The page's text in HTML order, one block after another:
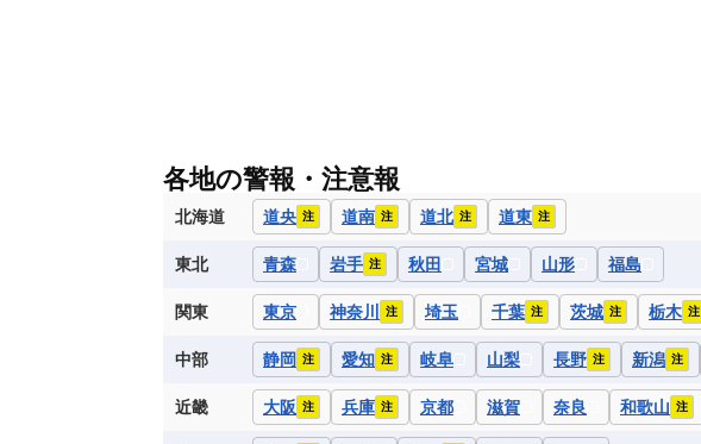
各地の警報・注意報
北海道 道央 注 道南 注 道北 注 道東 注
東北 青森 岩手 注 秋田 宮城 山形 福島
関東 東京 神奈川 注 埼玉 千葉 注 茨城 注 栃木 注
中部 静岡 注 愛知 注 岐阜 山梨 長野 注 新潟 注
近畿 大阪 注 兵庫 注 京都 滋賀 奈良 和歌山 注